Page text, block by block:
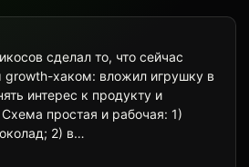
сделал то, что сейчас
growth-хаком: вложил игрушку в
интерес к продукту и
простая и рабочая: 1)
2) в…